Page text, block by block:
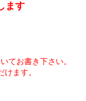
ます
てお書き下さい。
ます。